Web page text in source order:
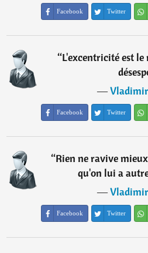
Facebook Twitter
“L'excentricité est
―
Facebook Twitter
“Rien ne ravive
qu'on lui a
―
Facebook Twitter